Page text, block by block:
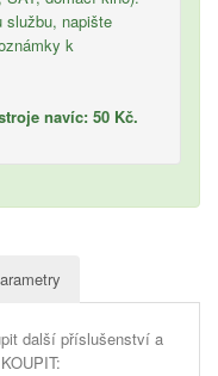
službu, napište
k
navíc: 50 Kč.
další příslušenství a